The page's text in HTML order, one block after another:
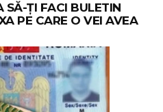
SĂ-ȚI FACI BULETIN
PE CARE O VEI AVEA